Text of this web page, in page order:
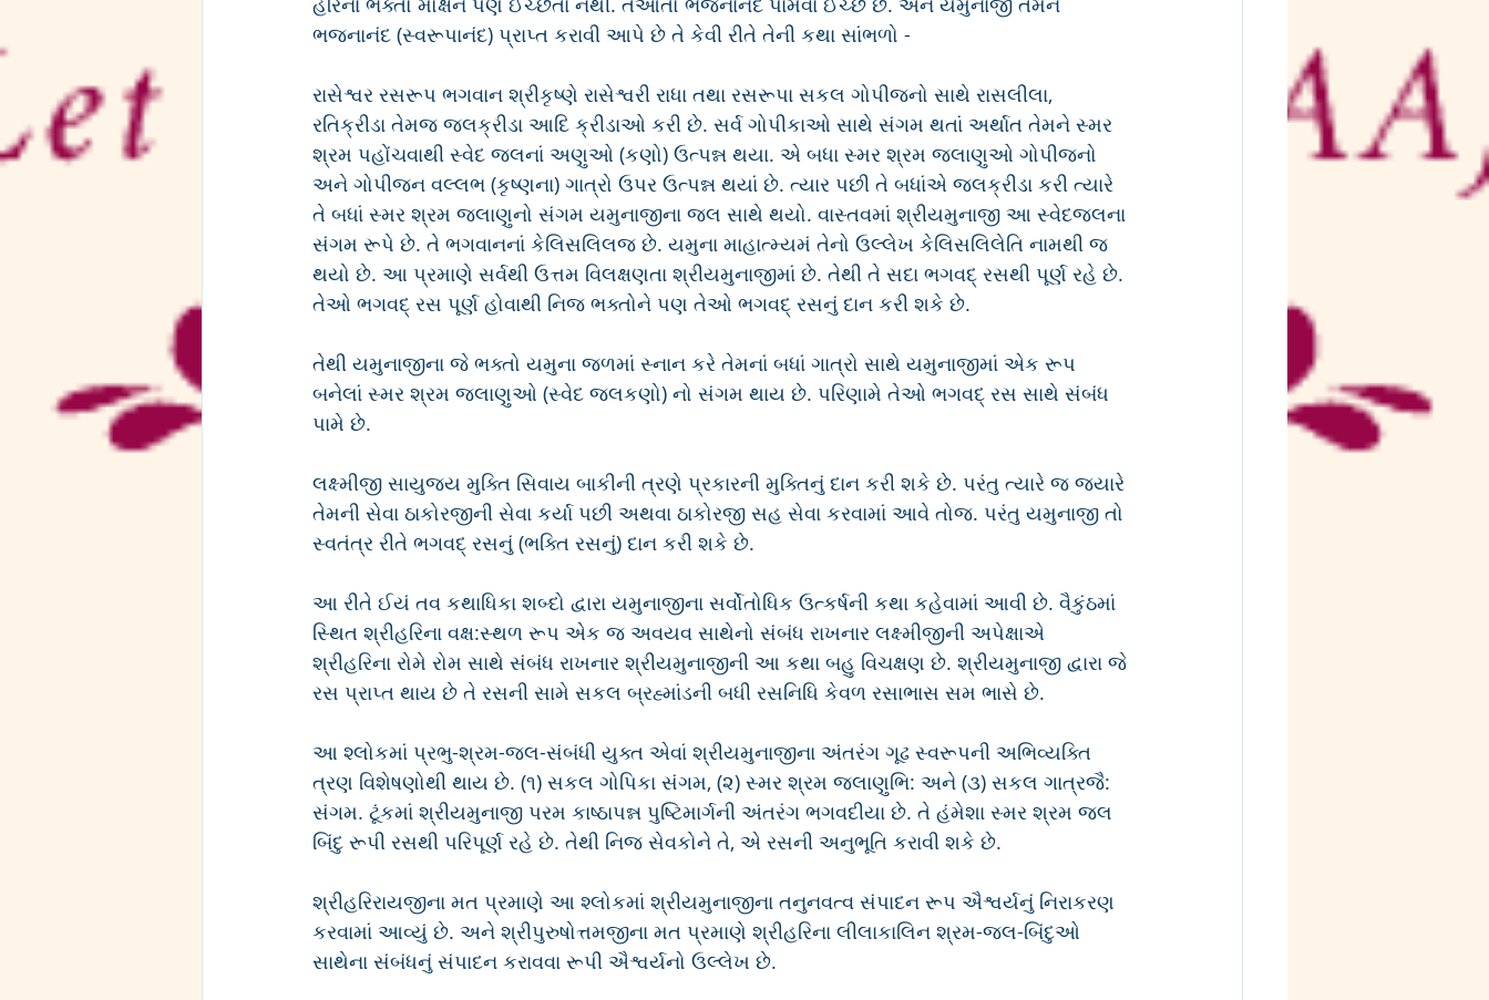
ભજનાનંદ (સ્વરૂપાનંદ) પ્રાપ્ત કરાવી આપે છે તે કેવી રીતે તેની કથા સાંભળો -
રાસેશ્વર રસરૂપ ભગવાન શ્રીકૃષ્ણે રાસેશ્વરી રાધા તથા રસરૂપા સકલ ગોપીજનો સાથે રાસલીલા,
રતિક્રીડા તેમજ જલક્રીડા આદિ ક્રીડાઓ કરી છે. સર્વ ગોપીકાઓ સાથે સંગમ થતાં અર્થાત તેમને સ્મર
શ્રમ પહોંચવાથી સ્વેદ જલનાં અણુઓ (કણો) ઉત્પન્ન થયા. એ બધા સ્મર શ્રમ જલાણુઓ ગોપીજનો
અને ગોપીજન વલ્લભ (કૃષ્ણના) ગાત્રો ઉપર ઉત્પન્ન થયાં છે. ત્યાર પછી તે બધાંએ જલક્રીડા કરી ત્યારે
તે બધાં સ્મર શ્રમ જલાણુનો સંગમ યમુનાજીના જલ સાથે થયો. વાસ્તવમાં શ્રીયમુનાજી આ સ્વેદજલના
સંગમ રૂપે છે. તે ભગવાનનાં કેલિસલિલજ છે. યમુના માહાત્મ્યમં તેનો ઉલ્લેખ કેલિસલિલેતિ નામથી જ
થયો છે. આ પ્રમાણે સર્વથી ઉત્તમ વિલક્ષણતા શ્રીયમુનાજીમાં છે. તેથી તે સદા ભગવદ્ રસથી પૂર્ણ રહે છે.
તેઓ ભગવદ્ રસ પૂર્ણ હોવાથી નિજ ભક્તોને પણ તેઓ ભગવદ્ રસનું દાન કરી શકે છે.
તેથી યમુનાજીના જે ભક્તો યમુના જળમાં સ્નાન કરે તેમનાં બધાં ગાત્રો સાથે યમુનાજીમાં એક રૂપ
બનેલાં સ્મર શ્રમ જલાણુઓ (સ્વેદ જલકણો) નો સંગમ થાય છે. પરિણામે તેઓ ભગવદ્ રસ સાથે સંબંધ
પામે છે.
લક્ષ્મીજી સાયુજ્ય મુક્તિ સિવાય બાકીની ત્રણે પ્રકારની મુક્તિનું દાન કરી શકે છે. પરંતુ ત્યારે જ જ્યારે
તેમની સેવા ઠાકોરજીની સેવા કર્યા પછી અથવા ઠાકોરજી સહ સેવા કરવામાં આવે તોજ. પરંતુ યમુનાજી તો
સ્વતંત્ર રીતે ભગવદ્ રસનું (ભક્તિ રસનું) દાન કરી શકે છે.
આ રીતે ઈયં તવ કથાધિકા શબ્દો દ્વારા યમુનાજીના સર્વોતોધિક ઉત્કર્ષની કથા કહેવામાં આવી છે. વૈકુંઠમાં
સ્થિત શ્રીહરિના વક્ષ:સ્થળ રૂપ એક જ અવયવ સાથેનો સંબંધ રાખનાર લક્ષ્મીજીની અપેક્ષાએ
શ્રીહરિના રોમે રોમ સાથે સંબંધ રાખનાર શ્રીયમુનાજીની આ કથા બહુ વિચક્ષણ છે. શ્રીયમુનાજી દ્વારા જે
રસ પ્રાપ્ત થાય છે તે રસની સામે સકલ બ્રહ્માંડની બધી રસનિધિ કેવળ રસાભાસ સમ ભાસે છે.
આ શ્લોકમાં પ્રભુ-શ્રમ-જલ-સંબંધી યુક્ત એવાં શ્રીયમુનાજીના અંતરંગ ગૂઢ સ્વરૂપની અભિવ્યક્તિ
ત્રણ વિશેષણોથી થાય છે. (૧) સકલ ગોપિકા સંગમ, (૨) સ્મર શ્રમ જલાણુભિ: અને (૩) સકલ ગાત્રજૈ:
સંગમ. ટૂંકમાં શ્રીયમુનાજી પરમ કાષ્ઠાપન્ન પુષ્ટિમાર્ગની અંતરંગ ભગવદીયા છે. તે હંમેશા સ્મર શ્રમ જલ
બિંદુ રૂપી રસથી પરિપૂર્ણ રહે છે. તેથી નિજ સેવકોને તે, એ રસની અનુભૂતિ કરાવી શકે છે.
શ્રીહરિરાયજીના મત પ્રમાણે આ શ્લોકમાં શ્રીયમુનાજીના તનુનવત્વ સંપાદન રૂપ ઐશ્વર્યનું નિરાકરણ
કરવામાં આવ્યું છે. અને શ્રીપુરુષોત્તમજીના મત પ્રમાણે શ્રીહરિના લીલાકાલિન શ્રમ-જલ-બિંદુઓ
સાથેના સંબંધનું સંપાદન કરાવવા રૂપી ઐશ્વર્યનો ઉલ્લેખ છે.